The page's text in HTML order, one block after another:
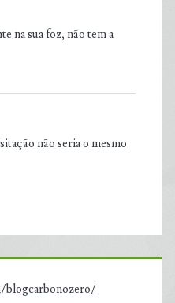
na sua foz, não tem a
não seria o mesmo
blogcarbonozero/